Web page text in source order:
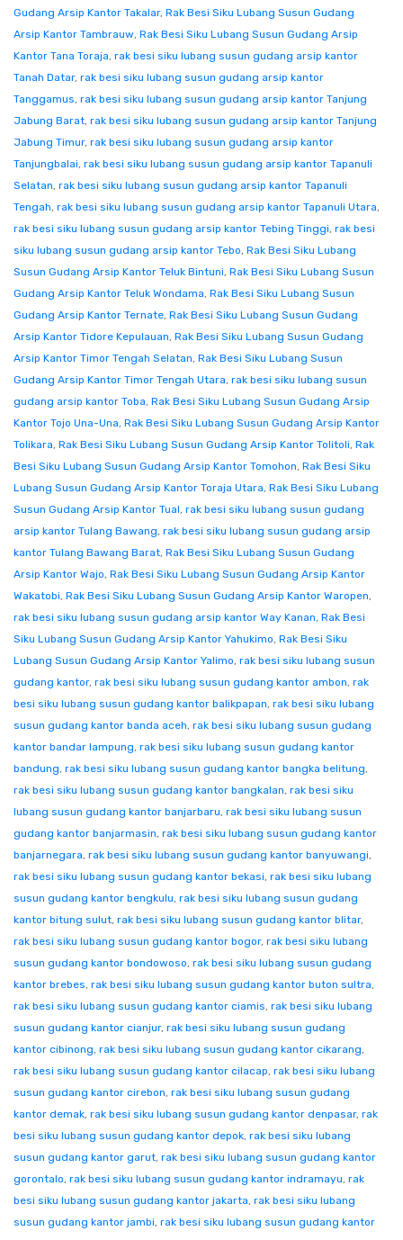
Gudang Arsip Kantor Takalar, Rak Besi Siku Lubang Susun Gudang
Arsip Kantor Tambrauw, Rak Besi Siku Lubang Susun Gudang Arsip
Kantor Tana Toraja, rak besi siku lubang susun gudang arsip kantor
Tanah Datar, rak besi siku lubang susun gudang arsip kantor
Tanggamus, rak besi siku lubang susun gudang arsip kantor Tanjung
Jabung Barat, rak besi siku lubang susun gudang arsip kantor Tanjung
Jabung Timur, rak besi siku lubang susun gudang arsip kantor
Tanjungbalai, rak besi siku lubang susun gudang arsip kantor Tapanuli
Selatan, rak besi siku lubang susun gudang arsip kantor Tapanuli
Tengah, rak besi siku lubang susun gudang arsip kantor Tapanuli Utara,
rak besi siku lubang susun gudang arsip kantor Tebing Tinggi, rak besi
siku lubang susun gudang arsip kantor Tebo, Rak Besi Siku Lubang
Susun Gudang Arsip Kantor Teluk Bintuni, Rak Besi Siku Lubang Susun
Gudang Arsip Kantor Teluk Wondama, Rak Besi Siku Lubang Susun
Gudang Arsip Kantor Ternate, Rak Besi Siku Lubang Susun Gudang
Arsip Kantor Tidore Kepulauan, Rak Besi Siku Lubang Susun Gudang
Arsip Kantor Timor Tengah Selatan, Rak Besi Siku Lubang Susun
Gudang Arsip Kantor Timor Tengah Utara, rak besi siku lubang susun
gudang arsip kantor Toba, Rak Besi Siku Lubang Susun Gudang Arsip
Kantor Tojo Una-Una, Rak Besi Siku Lubang Susun Gudang Arsip Kantor
Tolikara, Rak Besi Siku Lubang Susun Gudang Arsip Kantor Tolitoli, Rak
Besi Siku Lubang Susun Gudang Arsip Kantor Tomohon, Rak Besi Siku
Lubang Susun Gudang Arsip Kantor Toraja Utara, Rak Besi Siku Lubang
Susun Gudang Arsip Kantor Tual, rak besi siku lubang susun gudang
arsip kantor Tulang Bawang, rak besi siku lubang susun gudang arsip
kantor Tulang Bawang Barat, Rak Besi Siku Lubang Susun Gudang
Arsip Kantor Wajo, Rak Besi Siku Lubang Susun Gudang Arsip Kantor
Wakatobi, Rak Besi Siku Lubang Susun Gudang Arsip Kantor Waropen,
rak besi siku lubang susun gudang arsip kantor Way Kanan, Rak Besi
Siku Lubang Susun Gudang Arsip Kantor Yahukimo, Rak Besi Siku
Lubang Susun Gudang Arsip Kantor Yalimo, rak besi siku lubang susun
gudang kantor, rak besi siku lubang susun gudang kantor ambon, rak
besi siku lubang susun gudang kantor balikpapan, rak besi siku lubang
susun gudang kantor banda aceh, rak besi siku lubang susun gudang
kantor bandar lampung, rak besi siku lubang susun gudang kantor
bandung, rak besi siku lubang susun gudang kantor bangka belitung,
rak besi siku lubang susun gudang kantor bangkalan, rak besi siku
lubang susun gudang kantor banjarbaru, rak besi siku lubang susun
gudang kantor banjarmasin, rak besi siku lubang susun gudang kantor
banjarnegara, rak besi siku lubang susun gudang kantor banyuwangi,
rak besi siku lubang susun gudang kantor bekasi, rak besi siku lubang
susun gudang kantor bengkulu, rak besi siku lubang susun gudang
kantor bitung sulut, rak besi siku lubang susun gudang kantor blitar,
rak besi siku lubang susun gudang kantor bogor, rak besi siku lubang
susun gudang kantor bondowoso, rak besi siku lubang susun gudang
kantor brebes, rak besi siku lubang susun gudang kantor buton sultra,
rak besi siku lubang susun gudang kantor ciamis, rak besi siku lubang
susun gudang kantor cianjur, rak besi siku lubang susun gudang
kantor cibinong, rak besi siku lubang susun gudang kantor cikarang,
rak besi siku lubang susun gudang kantor cilacap, rak besi siku lubang
susun gudang kantor cirebon, rak besi siku lubang susun gudang
kantor demak, rak besi siku lubang susun gudang kantor denpasar, rak
besi siku lubang susun gudang kantor depok, rak besi siku lubang
susun gudang kantor garut, rak besi siku lubang susun gudang kantor
gorontalo, rak besi siku lubang susun gudang kantor indramayu, rak
besi siku lubang susun gudang kantor jakarta, rak besi siku lubang
susun gudang kantor jambi, rak besi siku lubang susun gudang kantor